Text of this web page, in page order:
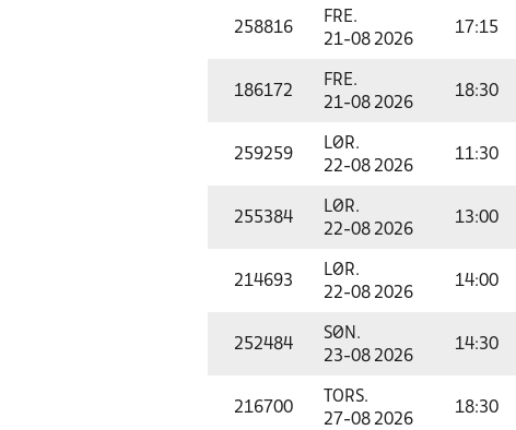
258816
FRE.
21-08 2026
17:15
186172
FRE.
21-08 2026
18:30
259259
LØR.
22-08 2026
11:30
255384
LØR.
22-08 2026
13:00
214693
LØR.
22-08 2026
14:00
252484
SØN.
23-08 2026
14:30
216700
TORS.
27-08 2026
18:30